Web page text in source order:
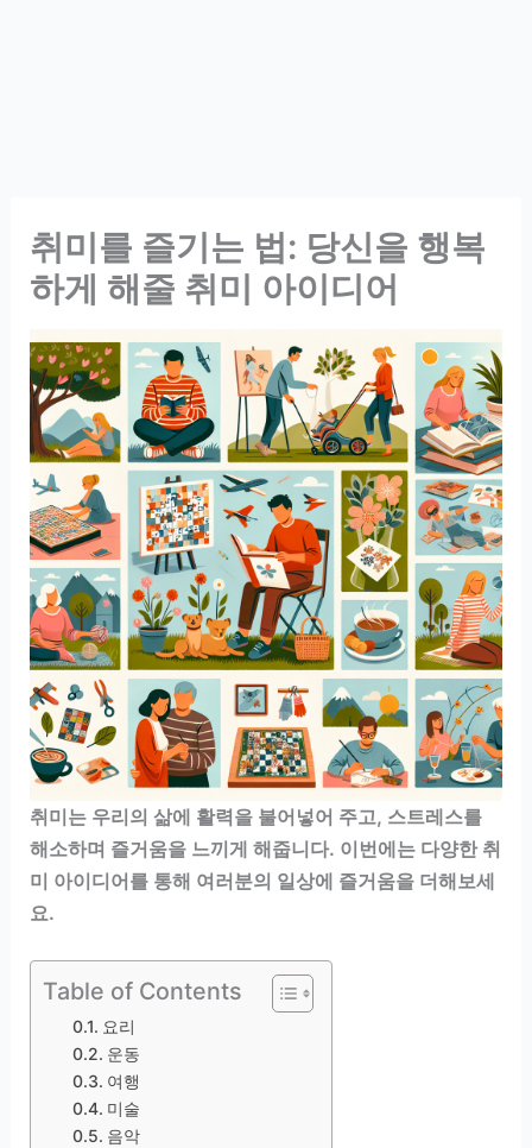
취미를 즐기는 법: 당신을 행복
하게 해줄 취미 아이디어
취미는 우리의 삶에 활력을 불어넣어 주고, 스트레스를
해소하며 즐거움을 느끼게 해줍니다. 이번에는 다양한 취
미 아이디어를 통해 여러분의 일상에 즐거움을 더해보세
요.
Table of Contents
요리
운동
여행
미술
음악